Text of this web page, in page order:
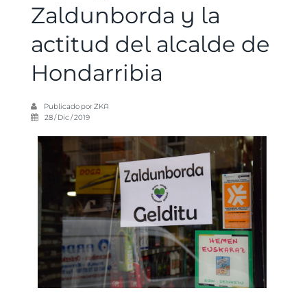
Zaldunborda y la
actitud del alcalde de
Hondarribia
Publicado porZKA
28 / Dic / 2019